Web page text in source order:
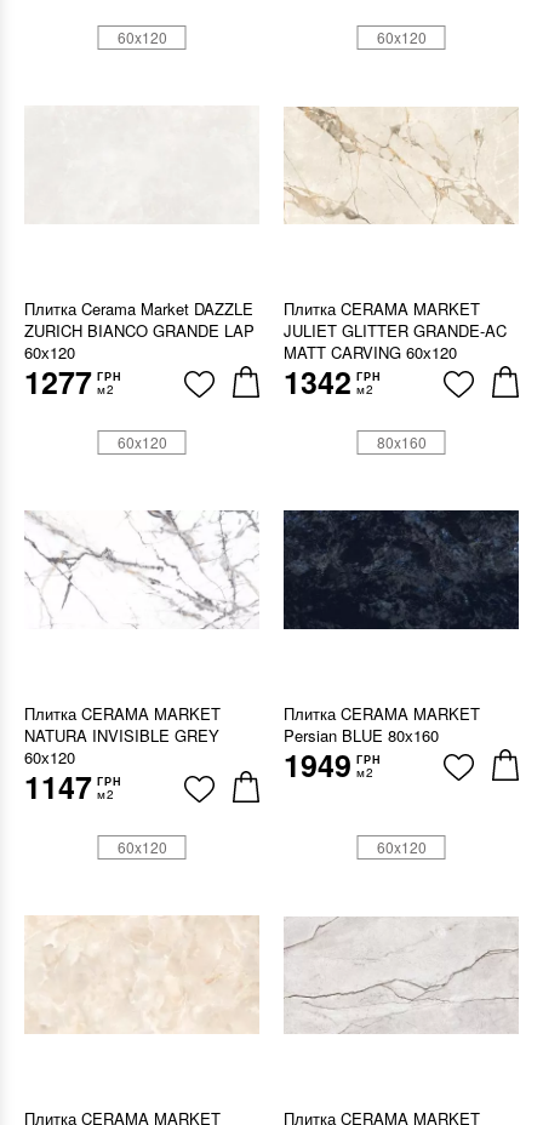
Плитка Cerama Market DAZZLE
ZURICH BIANCO GRANDE LAP
60х120
1277 ГРН
м2
60x120
Плитка CERAMA MARKET
JULIET GLITTER GRANDE-AC
MATT CARVING 60х120
1342 ГРН
м2
60x120
Плитка CERAMA MARKET
NATURA INVISIBLE GREY
60х120
1147 ГРН
м2
60x120
Плитка CERAMA MARKET
Persian BLUE 80х160
1949 ГРН
м2
80x160
Плитка CERAMA MARKET
60x120
Плитка CERAMA MARKET
60x120